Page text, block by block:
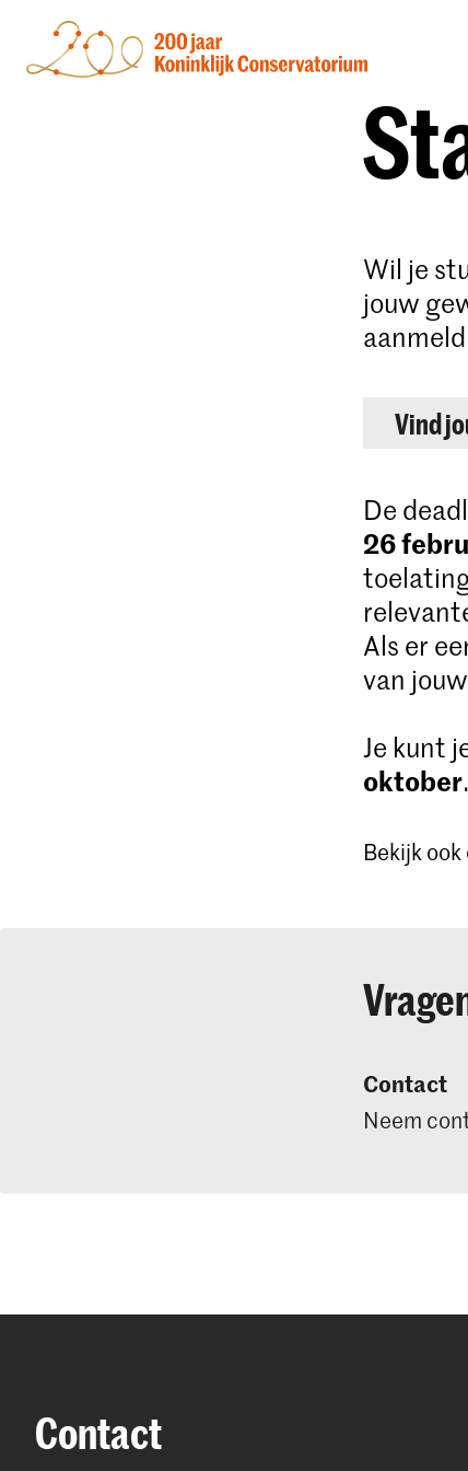
Wil je
jouw
Vind
De
26
Als er
van
Je kunt
oktober.
Bekijk ook
Contact
Neem
Contact